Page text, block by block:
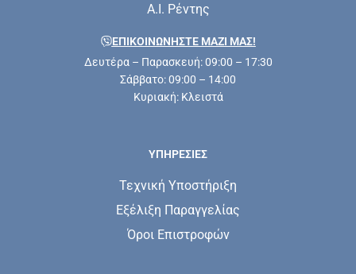
Α.Ι. Ρέντης
ΕΠΙΚΟΙΝΩΝΗΣΤΕ ΜΑΖΊ ΜΑΣ!
Δευτέρα – Παρασκευή: 09:00 – 17:30
Σάββατο: 09:00 – 14:00
Κυριακή: Κλειστά
ΥΠΗΡΕΣΊΕΣ
Τεχνική Υποστήριξη
Εξέλιξη Παραγγελίας
Όροι Επιστροφών